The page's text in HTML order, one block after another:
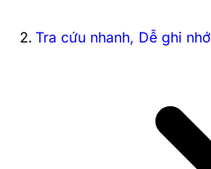
Tra cứu nhanh, Dễ ghi nhớ